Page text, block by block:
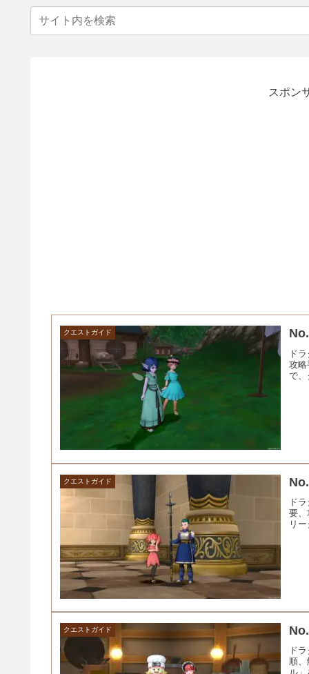
スポン
クエストガイド
ド
攻
で
クエストガイド
ド
要
リ
クエストガイド
ド
順